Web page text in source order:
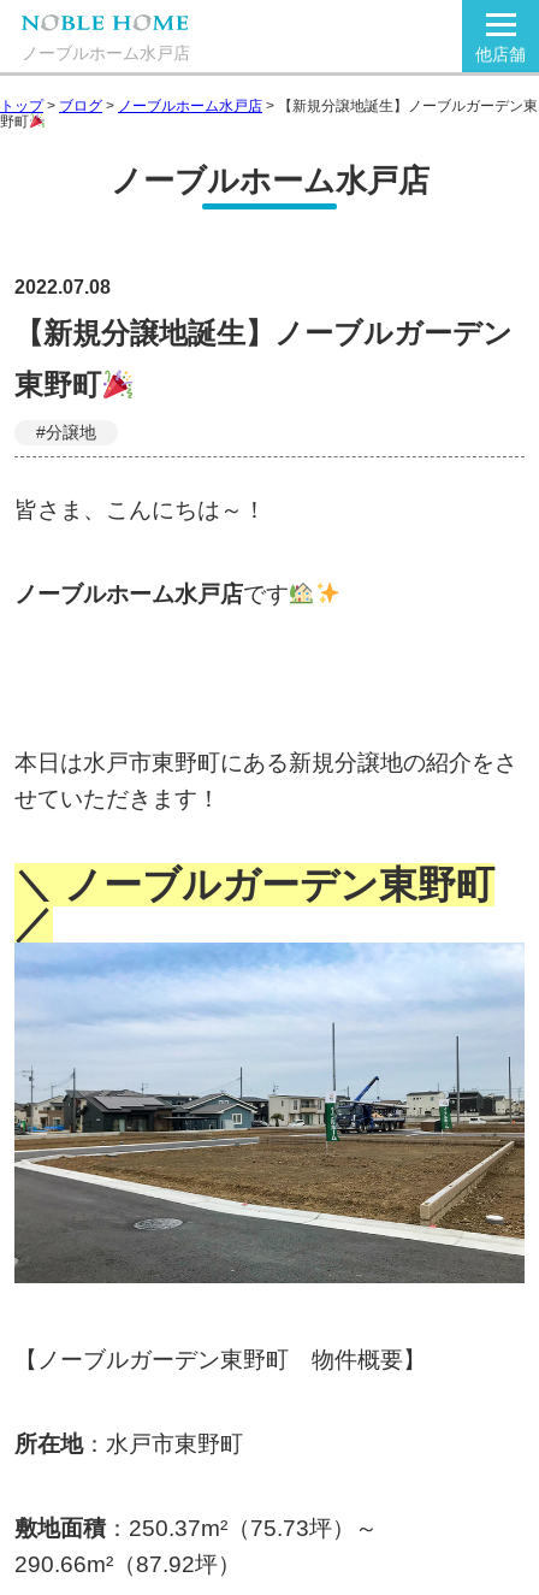
ノーブルホーム水戸店 他店舗
トップ> ブログ > ノーブルホーム水戸店 >
【新規分譲地誕生】ノーブルガーデン東
野町
ノーブルホーム水戸店
2022.07.08
【新規分譲地誕生】ノーブルガーデン
東野町
#分譲地
皆さま、こんにちは～！
ノーブルホーム水戸店です
本日は水戸市東野町にある新規分譲地の紹介をさ
せていただきます！
＼ ノーブルガーデン東野町
／
【ノーブルガーデン東野町 物件概要】
所在地：水戸市東野町
敷地面積：250.37m²（75.73坪）～
290.66m²（87.92坪）